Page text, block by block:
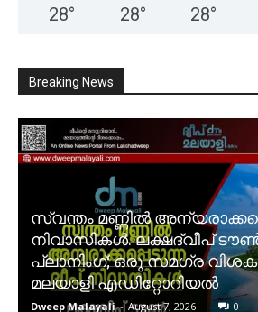
28° 28° 28°
Breaking News
സ്വന്തം മണ്ണിൽ
നിവാസികൾ. ലക്ഷദ്വീപ്
പ്ലാനിംഗ്; ഒരു സമഗ്ര
മലയാളി എഡിറ്റോറിയൽ
Dweep Malayali - August 7, 2026 0